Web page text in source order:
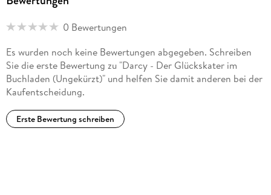
0 Bewertungen
Es wurden noch keine Bewertungen abgegeben. Schreiben
Sie die erste Bewertung zu "Darcy - Der Glückskater im
Buchladen (Ungekürzt)" und helfen Sie damit anderen bei der
Kaufentscheidung.
Erste Bewertung schreiben